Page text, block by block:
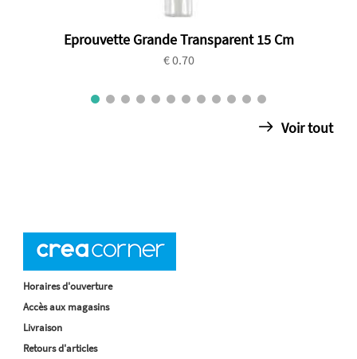
Eprouvette Grande Transparent 15 Cm
€ 0.70
Voir tout
Horaires d'ouverture
Accès aux magasins
Livraison
Retours d'articles